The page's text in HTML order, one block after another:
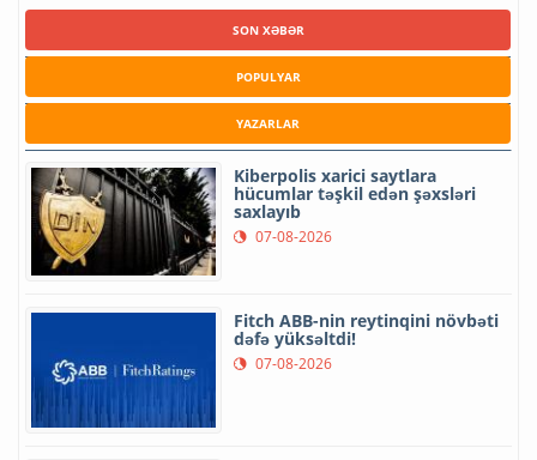
SON XƏBƏR
POPULYAR
YAZARLAR
Kiberpolis xarici saytlara
hücumlar təşkil edən şəxsləri
saxlayıb
07-08-2026
Fitch ABB-nin reytinqini növbəti
dəfə yüksəltdi!
07-08-2026